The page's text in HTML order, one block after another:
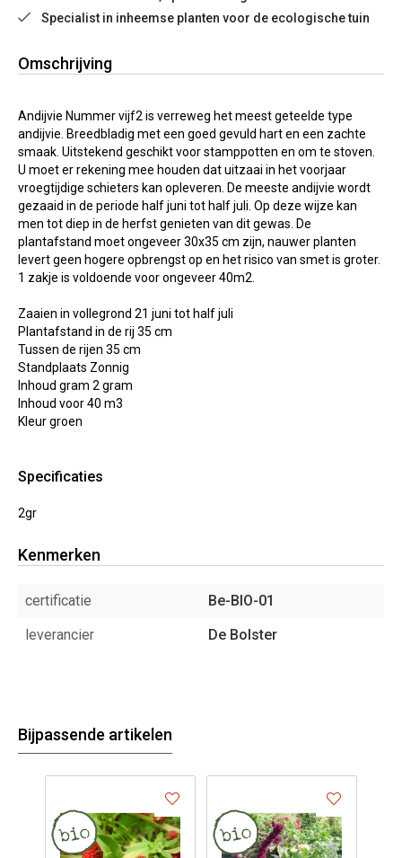
Specialist in inheemse planten voor de ecologische tuin
Omschrijving
Andijvie Nummer vijf2 is verreweg het meest geteelde type
andijvie. Breedbladig met een goed gevuld hart en een zachte
smaak. Uitstekend geschikt voor stamppotten en om te stoven.
U moet er rekening mee houden dat uitzaai in het voorjaar
vroegtijdige schieters kan opleveren. De meeste andijvie wordt
gezaaid in de periode half juni tot half juli. Op deze wijze kan
men tot diep in de herfst genieten van dit gewas. De
plantafstand moet ongeveer 30x35 cm zijn, nauwer planten
levert geen hogere opbrengst op en het risico van smet is groter.
1 zakje is voldoende voor ongeveer 40m2.
Zaaien in vollegrond 21 juni tot half juli
Plantafstand in de rij 35 cm
Tussen de rijen 35 cm
Standplaats Zonnig
Inhoud gram 2 gram
Inhoud voor 40 m3
Kleur groen
Specificaties
2gr
Kenmerken
certificatie
Be-BIO-01
leverancier
De Bolster
Bijpassende artikelen